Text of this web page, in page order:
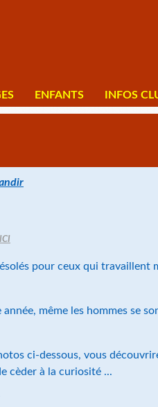
ENFANTS INFOS
ICI
pour ceux qui travaillent
même les hommes se
ci-dessous, vous
cèder à la curiosité ...